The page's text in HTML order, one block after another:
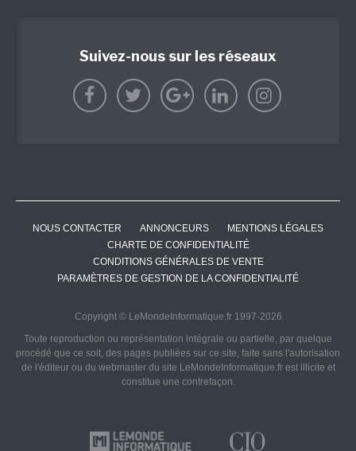
Suivez-nous sur les réseaux
NOUS CONTACTER ANNONCEURS
MENTIONS LÉGALES
CHARTE DE CONFIDENTIALITÉ
CONDITIONS GÉNÉRALES DE VENTE
PARAMÈTRES DE GESTION DE LA CONFIDENTIALITÉ
Copyright © LeMondeInformatique.fr 1997-2026
Toute reproduction ou représentation intégrale ou partielle, par quelque
procédé que ce soit, des pages publiées sur ce site, faite sans l'autorisation
de l'éditeur ou du webmaster du site LeMondeInformatique.fr est illicite et
constitue une contrefaçon.